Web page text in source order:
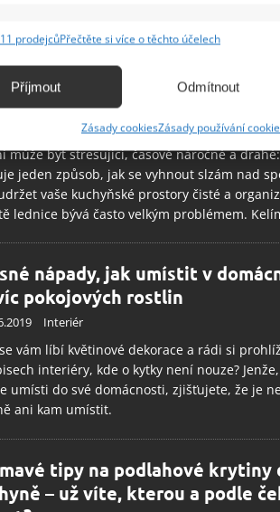
zařízení na základě automaticky přenášených
aktivně vyžádaných informací.
bezpečnosti, předcházení a zjišťování
chyb, Poskytování a zobrazování
prodejcůPřečtěte si více o těchto účelech
Příjmout Odmítnout
Zásady cookiesZásady používání
způsoby, jak získat
– potraviny vydrží déle
lepší přehled
Interiér
může být stresující, časově náročné a
jeden způsob, jak se vyhnout slzám nad
vaše kuchyňské prostory čisté a
lednice bývá často velkým problémem.
nápady, jak umístit v
pokojových rostlin
Interiér
vám líbí květinové dekorace a rádi si
interiéry, kde o kytky není nouze?
umísti do své domácnosti, zjišťujete, že je
ani kam umístit.
tipy na podlahové krytiny
– už víte, kterou a podle